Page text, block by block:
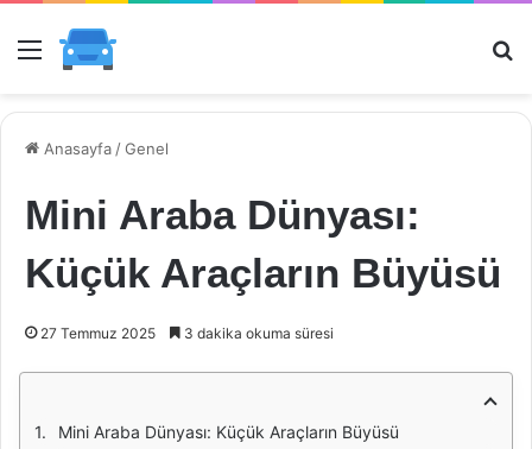
Menü
Anasayfa /Genel
Mini Araba Dünyası:
Küçük Araçların Büyüsü
27 Temmuz 2025 3 dakika okuma süresi
Mini Araba Dünyası: Küçük Araçların Büyüsü